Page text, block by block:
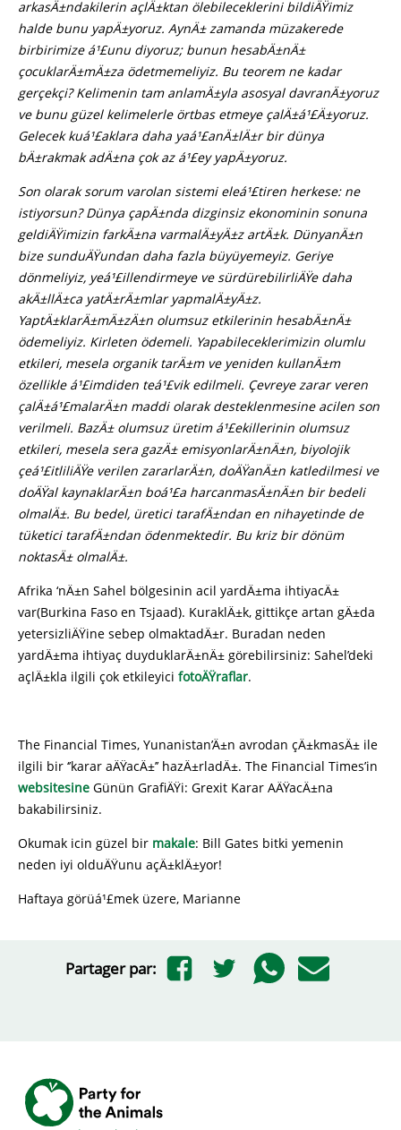
arkasÄ±ndakilerin açlÄ±ktan ölebileceklerini bildiÄŸimiz
halde bunu yapÄ±yoruz. AynÄ± zamanda müzakerede
birbirimize á¹£unu diyoruz; bunun hesabÄ±nÄ±
çocuklarÄ±mÄ±za ödetmemeliyiz. Bu teorem ne kadar
gerçekçi? Kelimenin tam anlamÄ±yla asosyal davranÄ±yoruz
ve bunu güzel kelimelerle örtbas etmeye çalÄ±á¹£Ä±yoruz.
Gelecek kuá¹£aklara daha yaá¹£anÄ±lÄ±r bir dünya
bÄ±rakmak adÄ±na çok az á¹£ey yapÄ±yoruz.
Son olarak sorum varolan sistemi eleá¹£tiren herkese: ne
istiyorsun? Dünya çapÄ±nda dizginsiz ekonominin sonuna
geldiÄŸimizin farkÄ±na varmalÄ±yÄ±z artÄ±k. DünyanÄ±n
bize sunduÄŸundan daha fazla büyüyemeyiz. Geriye
dönmeliyiz, yeá¹£illendirmeye ve sürdürebilirliÄŸe daha
akÄ±llÄ±ca yatÄ±rÄ±mlar yapmalÄ±yÄ±z.
YaptÄ±klarÄ±mÄ±zÄ±n olumsuz etkilerinin hesabÄ±nÄ±
ödemeliyiz. Kirleten ödemeli. Yapabileceklerimizin olumlu
etkileri, mesela organik tarÄ±m ve yeniden kullanÄ±m
özellikle á¹£imdiden teá¹£vik edilmeli. Çevreye zarar veren
çalÄ±á¹£malarÄ±n maddi olarak desteklenmesine acilen son
verilmeli. BazÄ± olumsuz üretim á¹£ekillerinin olumsuz
etkileri, mesela sera gazÄ± emisyonlarÄ±nÄ±n, biyolojik
çeá¹£itliliÄŸe verilen zararlarÄ±n, doÄŸanÄ±n katledilmesi ve
doÄŸal kaynaklarÄ±n boá¹£a harcanmasÄ±nÄ±n bir bedeli
olmalÄ±. Bu bedel, üretici tarafÄ±ndan en nihayetinde de
tüketici tarafÄ±ndan ödenmektedir. Bu kriz bir dönüm
noktasÄ± olmalÄ±.
Afrika ‘nÄ±n Sahel bölgesinin acil yardÄ±ma ihtiyacÄ±
var(Burkina Faso en Tsjaad). KuraklÄ±k, gittikçe artan gÄ±da
yetersizliÄŸine sebep olmaktadÄ±r. Buradan neden
yardÄ±ma ihtiyaç duyduklarÄ±nÄ± görebilirsiniz: Sahel’deki
açlÄ±kla ilgili çok etkileyici fotoÄŸraflar.
The Financial Times, Yunanistan’Ä±n avrodan çÄ±kmasÄ± ile
ilgili bir ‘’karar aÄŸacÄ±’’ hazÄ±rladÄ±. The Financial Times’in
websitesine Günün GrafiÄŸi: Grexit Karar AÄŸacÄ±na
bakabilirsiniz.
Okumak icin güzel bir makale: Bill Gates bitki yemenin
neden iyi olduÄŸunu açÄ±klÄ±yor!
Haftaya görüá¹£mek üzere, Marianne
Partager par: